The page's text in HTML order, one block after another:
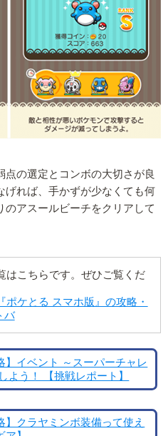
点の選定とコンボの大切さが良
げれば、手かずが少なくても何
のアスールビーチをクリアして
はこちらです。ぜひご覧くだ
ポケとる スマホ版』の攻略・
バ
】イベント ～スーパーチャレ
よう！ 【挑戦レポート】
】クラヤミンボ装備って使え